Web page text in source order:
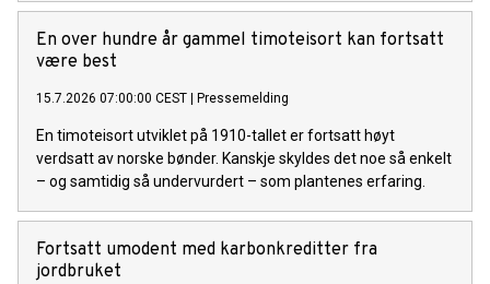
ugraset og redusere kostnadene for dyrkerne.
En over hundre år gammel timoteisort kan fortsatt
være best
15.7.2026 07:00:00 CEST | Pressemelding
En timoteisort utviklet på 1910-tallet er fortsatt høyt
verdsatt av norske bønder. Kanskje skyldes det noe så enkelt
– og samtidig så undervurdert – som plantenes erfaring.
Fortsatt umodent med karbonkreditter fra
jordbruket